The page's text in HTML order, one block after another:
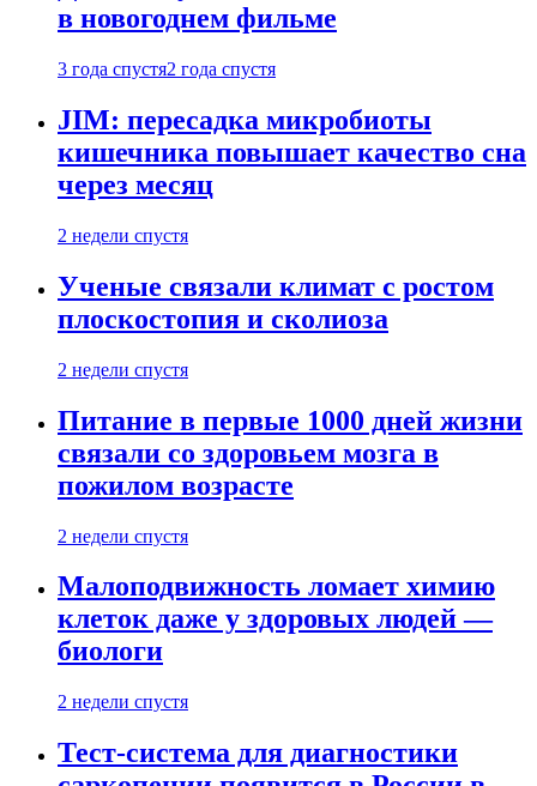
в новогоднем фильме
3 года спустя2 года спустя
JIM: пересадка микробиоты
кишечника повышает качество сна
через месяц
2 недели спустя
Ученые связали климат с ростом
плоскостопия и сколиоза
2 недели спустя
Питание в первые 1000 дней жизни
связали со здоровьем мозга в
пожилом возрасте
2 недели спустя
Малоподвижность ломает химию
клеток даже у здоровых людей —
биологи
2 недели спустя
Тест-система для диагностики